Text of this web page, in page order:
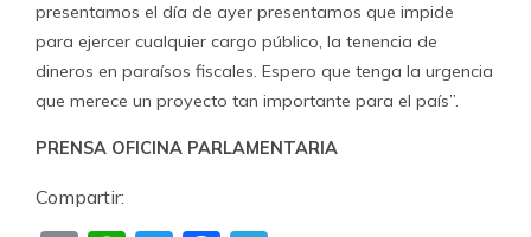
presentamos el día de ayer presentamos que impide
para ejercer cualquier cargo público, la tenencia de
dineros en paraísos fiscales. Espero que tenga la urgencia
que merece un proyecto tan importante para el país”.
PRENSA OFICINA PARLAMENTARIA
Compartir: